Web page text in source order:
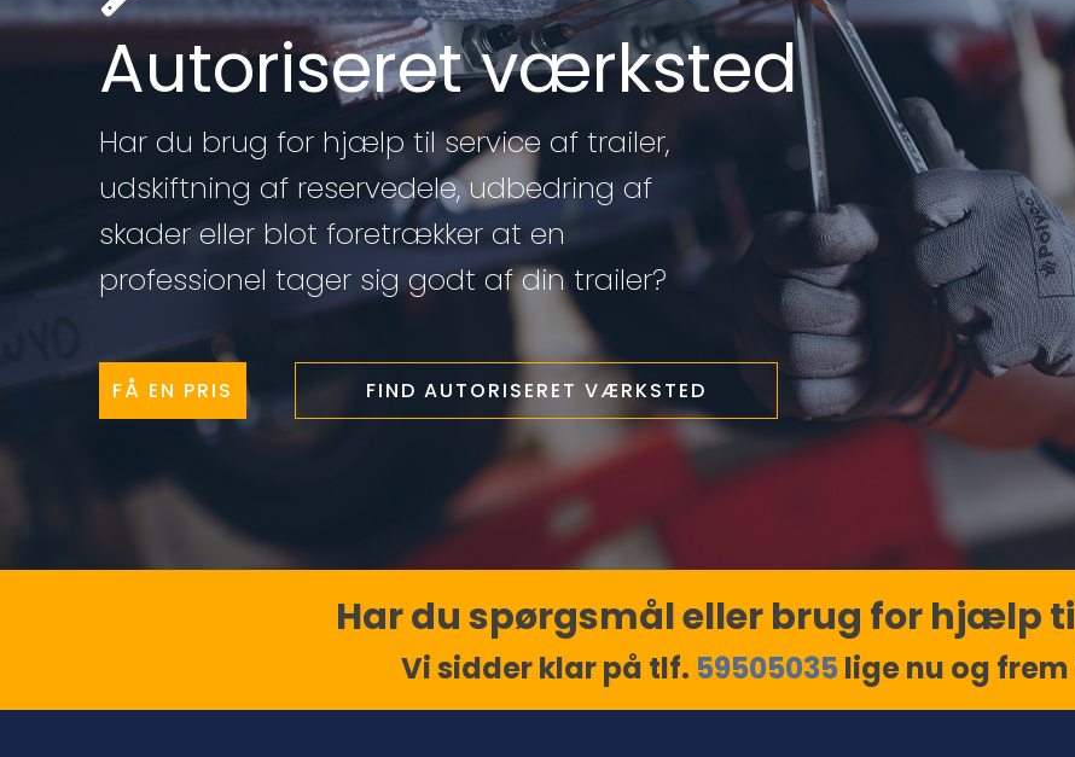
Autoriseret værksted
Har du brug for hjælp til service af trailer,
udskiftning af reservedele, udbedring af
skader eller blot foretrækker at en
professionel tager sig godt af din trailer?
FÅ EN PRIS FIND AUTORISERET VÆRKSTED
Har du spørgsmål eller brug for hjælp
Vi sidder klar på tlf. 59505035 lige nu og frem